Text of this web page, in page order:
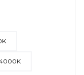
4000K